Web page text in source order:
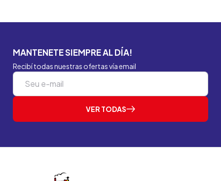
MANTENETE SIEMPRE AL DÍA!
Recibí todas nuestras ofertas vía email
VER TODAS